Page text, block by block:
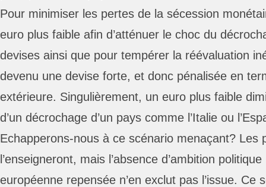
Pour minimiser les pertes de la sécession
euro plus faible afin d’atténuer le choc du
devises ainsi que pour tempérer la réévaluation
devenu une devise forte, et donc pénalisée en
extérieure. Singulièrement, un euro plus faible
d’un décrochage d’un pays comme l’Italie ou
Echapperons-nous à ce scénario menaçant? Les
l’enseigneront, mais l’absence d’ambition
européenne repensée n’en exclut pas l’issue. Ce